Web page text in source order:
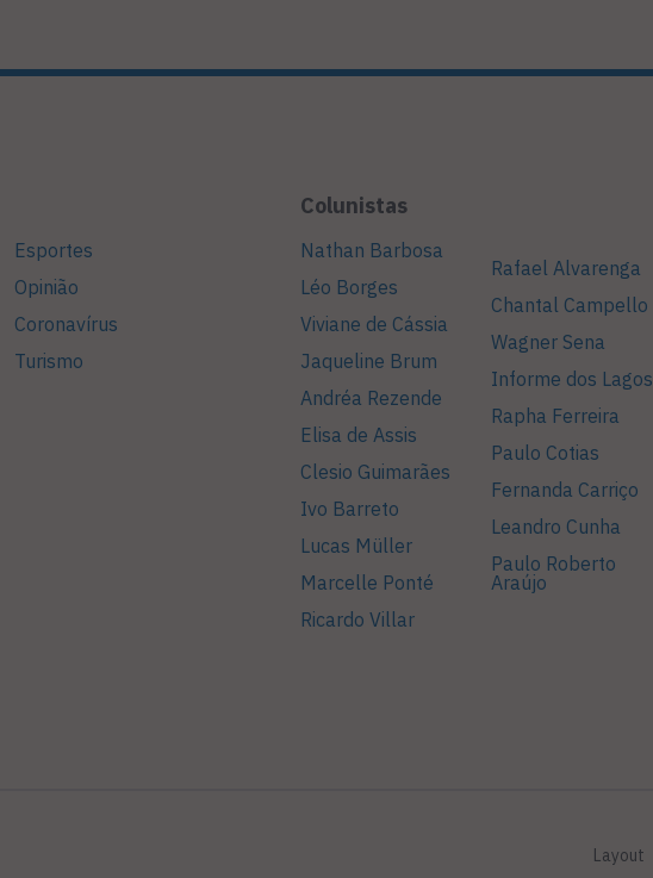
Esportes
Opinião
Coronavírus
Turismo
Colunistas
Nathan Barbosa
Léo Borges
Viviane de Cássia
Jaqueline Brum
Andréa Rezende
Elisa de Assis
Clesio Guimarães
Ivo Barreto
Lucas Müller
Marcelle Ponté
Ricardo Villar
Rafael Alvarenga
Chantal Campello
Wagner Sena
Informe dos Lagos
Rapha Ferreira
Paulo Cotias
Fernanda Carriço
Leandro Cunha
Paulo Roberto
Araújo
Layout